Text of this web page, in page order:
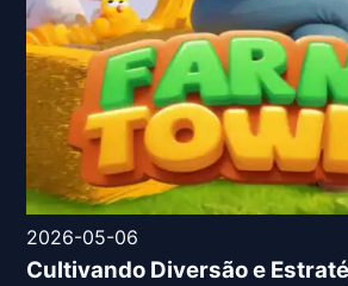
2026-05-06
Cultivando Diversão e